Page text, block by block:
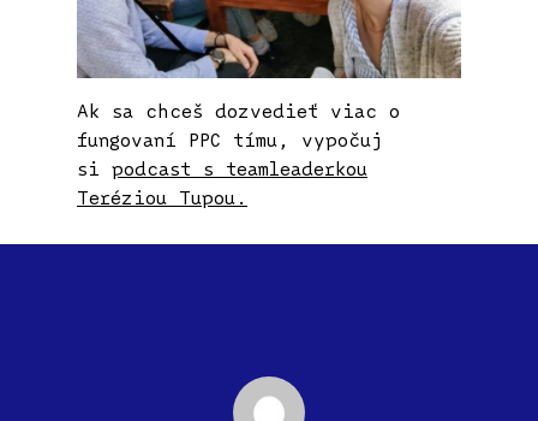
Ak sa chceš dozvedieť viac o
fungovaní PPC tímu, vypočuj
si podcast s teamleaderkou
Teréziou Tupou.